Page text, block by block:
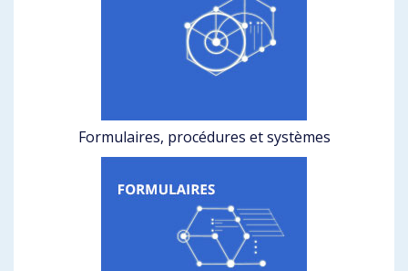
Formulaires, procédures et systèmes